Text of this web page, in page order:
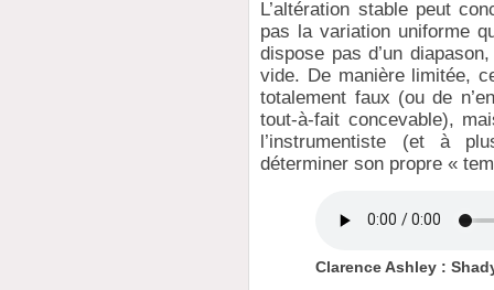
L’altération stable peut
pas la variation uniforme
dispose pas d’un
vide. De manière limitée,
totalement faux (ou de
tout-à-fait concevable),
l’instrumentiste (et à
déterminer son propre «
Clarence Ashley :